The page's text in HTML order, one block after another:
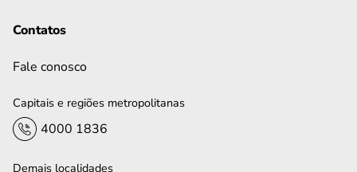
Contatos
Fale conosco
Capitais e regiões metropolitanas
4000 1836
Demais localidades